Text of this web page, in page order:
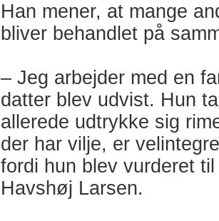
Han mener, at mange
bliver behandlet på
– Jeg arbejder med en
datter blev udvist. Hun
allerede udtrykke sig
der har vilje, er
fordi hun blev vurderet
Havshøj Larsen.